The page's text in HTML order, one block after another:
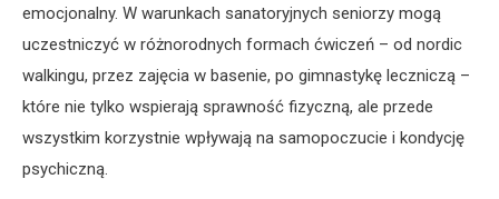
emocjonalny. W warunkach sanatoryjnych seniorzy mogą
uczestniczyć w różnorodnych formach ćwiczeń – od nordic
walkingu, przez zajęcia w basenie, po gimnastykę leczniczą –
które nie tylko wspierają sprawność fizyczną, ale przede
wszystkim korzystnie wpływają na samopoczucie i kondycję
psychiczną.